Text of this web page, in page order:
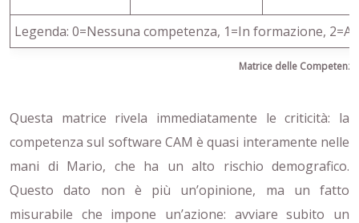
Matrice delle
Legenda: 0=Nessuna competenza, 1=In formazione,
Questa matrice rivela immediatamente le criticità: la
competenza sul software CAM è quasi interamente nelle
mani di Mario, che ha un alto rischio demografico.
Questo dato non è più un’opinione, ma un fatto
misurabile che impone un’azione: avviare subito un